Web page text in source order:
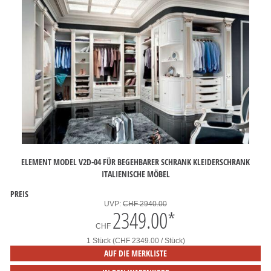
ELEMENT MODEL V2D-04 FÜR BEGEHBARER SCHRANK KLEIDERSCHRANK
ITALIENISCHE MÖBEL
PREIS
UVP: CHF 2940.00
CHF 2349.00*
1 Stück (CHF 2349.00 / Stück)
AUF DIE MERKLISTE